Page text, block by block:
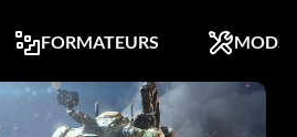
Terminez la onzième mission
Effectuer la douzième mission
FORMATEURS MODS